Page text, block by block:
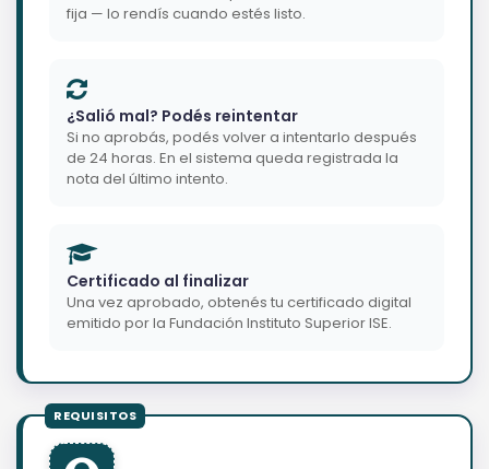
fija — lo rendís cuando estés listo.
¿Salió mal? Podés reintentar
Si no aprobás, podés volver a intentarlo después
de 24 horas. En el sistema queda registrada la
nota del último intento.
Certificado al finalizar
Una vez aprobado, obtenés tu certificado digital
emitido por la Fundación Instituto Superior ISE.